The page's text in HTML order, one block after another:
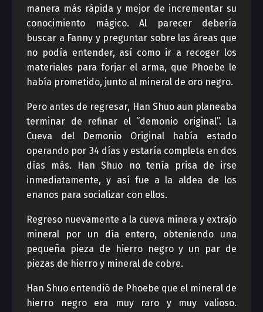
manera más rápida y mejor de incrementar su
conocimiento mágico. Al parecer debería
buscar a Fanny y preguntar sobre las áreas que
no podía entender, así como ir a recoger los
materiales para forjar el arma, que Phoebe le
había prometido, junto al mineral de oro negro.
Pero antes de regresar, Han Shuo aun planeaba
terminar de refinar el “demonio original”. La
Cueva del Demonio Original había estado
operando por 34 días y estaría completa en dos
días más. Han Shuo no tenía prisa de irse
inmediatamente, y así fue a la aldea de los
enanos para socializar con ellos.
Regreso nuevamente a la cueva minera y extrajo
mineral por un día entero, obteniendo una
pequeña pieza de hierro negro y un par de
piezas de hierro y mineral de cobre.
Han Shuo entendió de Phoebe que el mineral de
hierro negro era muy raro y muy valioso.